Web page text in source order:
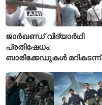
ജാർഖണ്ഡ് വിദ്യാർഥി
പ്രതിഷേധം:
ബാരിക്കേഡുകൾ മറികടന്ന്